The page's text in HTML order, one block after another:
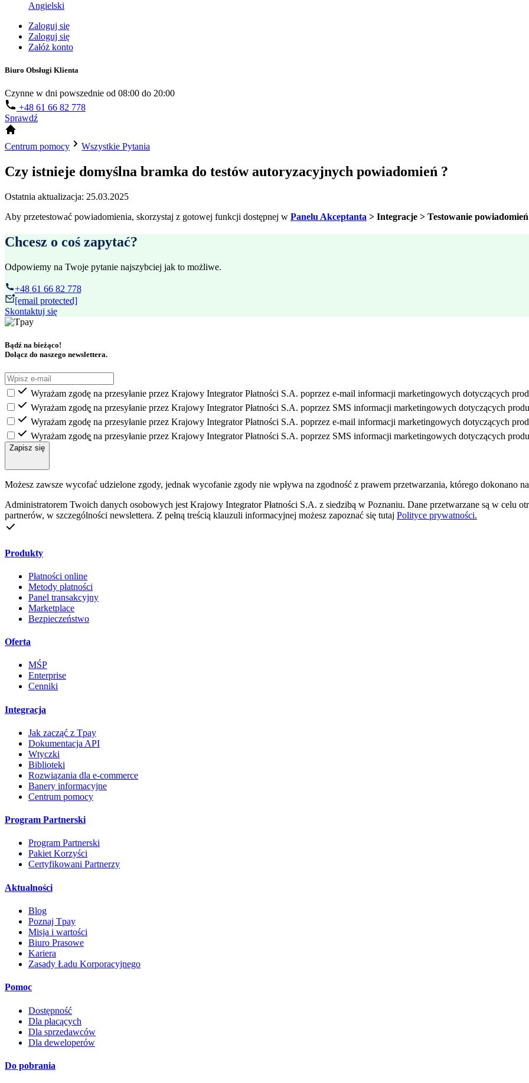
Angielski
Zaloguj się
Zaloguj się
Załóż konto
Biuro Obsługi Klienta
Czynne w dni powszednie od 08:00 do 20:00
+48 61 66 82 778
Sprawdź
Centrum pomocy Wszystkie Pytania
Czy istnieje domyślna bramka do testów autoryzacyjnych powiadomień ?
Ostatnia aktualizacja: 25.03.2025
Aby przetestować powiadomienia, skorzystaj z gotowej funkcji dostępnej w Panelu Akceptanta > Integracje > Testowanie powiadomień
Chcesz o coś zapytać?
Odpowiemy na Twoje pytanie najszybciej jak to możliwe.
+48 61 66 82 778
[email protected]
Skontaktuj się
Bądź na bieżąco!
Dołącz do naszego newslettera.
Wyrażam zgodę na przesyłanie przez Krajowy Integrator Płatności S.A. poprzez e-mail informacji marketingowych dotyczących
Wyrażam zgodę̨ na przesyłanie przez Krajowy Integrator Płatności S.A. poprzez SMS informacji marketingowych dotyczących
Wyrażam zgodę na przesyłanie przez Krajowy Integrator Płatności S.A. poprzez e-mail informacji marketingowych dotyczących
Wyrażam zgodę̨ na przesyłanie przez Krajowy Integrator Płatności S.A. poprzez SMS informacji marketingowych dotyczących
Zapisz się
Możesz zawsze wycofać udzielone zgody, jednak wycofanie zgody nie wpływa na zgodność z prawem przetwarzania, którego dokonano
Administratorem Twoich danych osobowych jest Krajowy Integrator Płatności S.A. z siedzibą w Poznaniu. Dane przetwarzane są w celu
partnerów, w szczególności newslettera. Z pełną treścią klauzuli informacyjnej możesz zapoznać się tutaj Polityce prywatności.
Produkty
Płatności online
Metody płatności
Panel transakcyjny
Marketplace
Bezpieczeństwo
Oferta
MŚP
Enterprise
Cenniki
Integracja
Jak zacząć z Tpay
Dokumentacja API
Wtyczki
Biblioteki
Rozwiązania dla e-commerce
Banery informacyjne
Centrum pomocy
Program Partnerski
Program Partnerski
Pakiet Korzyści
Certyfikowani Partnerzy
Aktualności
Blog
Poznaj Tpay
Misja i wartości
Biuro Prasowe
Kariera
Zasady Ładu Korporacyjnego
Pomoc
Dostępność
Dla płacących
Dla sprzedawców
Dla deweloperów
Do pobrania